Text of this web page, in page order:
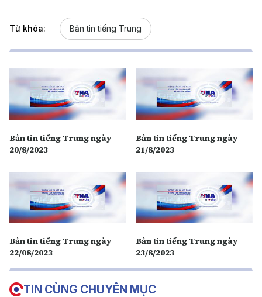
Từ khóa: Bản tin tiếng Trung
Bản tin tiếng Trung ngày
20/8/2023
Bản tin tiếng Trung ngày
21/8/2023
Bản tin tiếng Trung ngày
22/08/2023
Bản tin tiếng Trung ngày
23/8/2023
TIN CÙNG CHUYÊN MỤC